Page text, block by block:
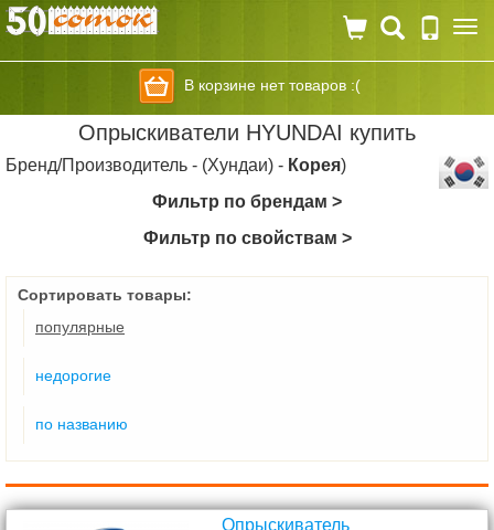
В корзине нет товаров :(
Опрыскиватели HYUNDAI купить
Бренд/Производитель - (Хундаи) - Корея)
Фильтр по брендам >
Фильтр по свойствам >
Сортировать товары:
популярные
недорогие
по названию
Опрыскиватель